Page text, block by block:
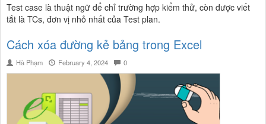
Test case là thuật ngữ để chỉ trường hợp kiểm thử, còn được viết
tắt là TCs, đơn vị nhỏ nhất của Test plan.
Cách xóa đường kẻ bảng trong Excel
Hà Phạm February 4, 2024 0